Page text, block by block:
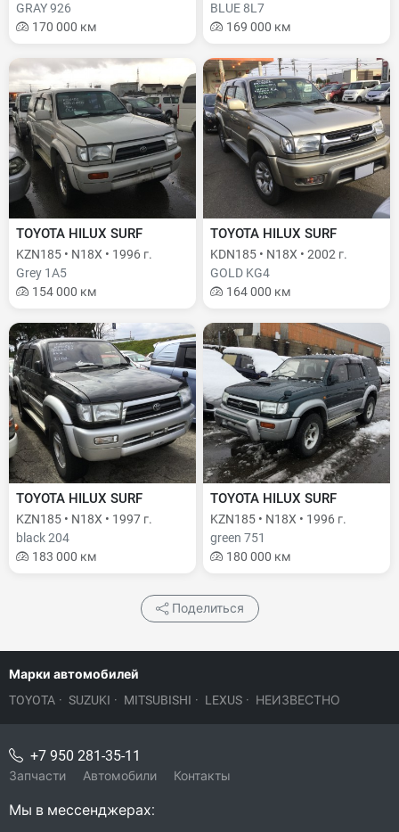
GRAY 926
170 000 км
BLUE 8L7
169 000 км
TOYOTA HILUX SURF
KZN185 • N18X • 1996 г.
Grey 1A5
154 000 км
TOYOTA HILUX SURF
KDN185 • N18X • 2002 г.
GOLD KG4
164 000 км
TOYOTA HILUX SURF
KZN185 • N18X • 1997 г.
black 204
183 000 км
TOYOTA HILUX SURF
KZN185 • N18X • 1996 г.
green 751
180 000 км
Поделиться
Марки автомобилей
TOYOTA · SUZUKI · MITSUBISHI · LEXUS · НЕИЗВЕСТНО
+7 950 281-35-11
Запчасти Автомобили Контакты
Мы в мессенджерах: